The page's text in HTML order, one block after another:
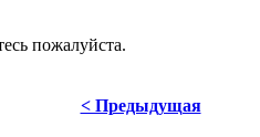
пожалуйста.
< Предыдущая